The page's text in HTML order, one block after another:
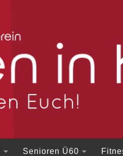
Senioren Ü60